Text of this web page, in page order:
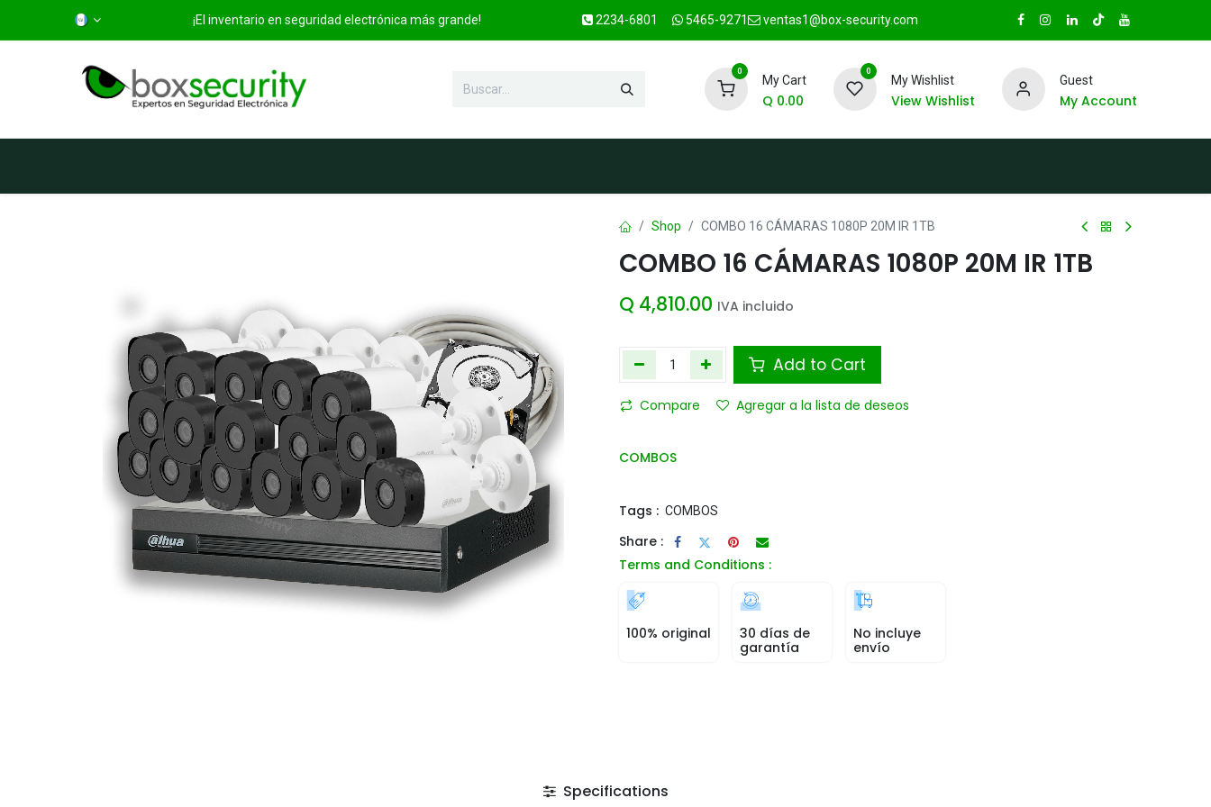
¡El inventario en seguridad electrónica más grande! 2234-6801 5465-9271 ventas1@box-security.com
0
My Cart
Q 0.00
0
My Wishlist
View Wishlist
Guest
My Account
Shop COMBO 16 CÁMARAS 1080P 20M IR 1TB
COMBO 16 CÁMARAS 1080P 20M IR 1TB
Q 4,810.00 IVA incluido
Add to Cart
Compare Agregar a la lista de deseos
COMBOS
Tags : COMBOS
Share :
Terms and Conditions :
100% original
30 días de
garantía
No incluye
envío
Specifications